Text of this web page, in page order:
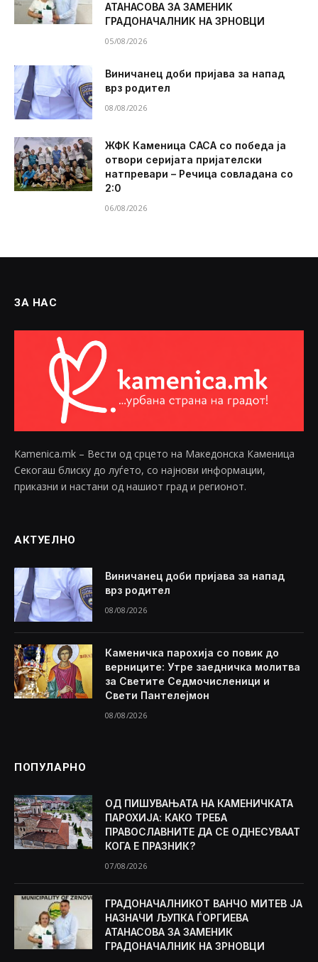
АТАНАСОВА ЗА ЗАМЕНИК
ГРАДОНАЧАЛНИК НА ЗРНОВЦИ
05/08/2026
Виничанец доби пријава за напад
врз родител
08/08/2026
ЖФК Каменица САСА со победа ја
отвори серијата пријателски
натпревари – Речица совладана со
2:0
06/08/2026
ЗА НАС
Kamenica.mk – Вести од срцето на Македонска Каменица
Секогаш блиску до луѓето, со најнови информации,
приказни и настани од нашиот град и регионот.
АКТУЕЛНО
Виничанец доби пријава за напад
врз родител
08/08/2026
Каменичка парохија со повик до
верниците: Утре заедничка молитва
за Светите Седмочисленици и
Свети Пантелејмон
08/08/2026
ПОПУЛАРНО
ОД ПИШУВАЊАТА НА КАМЕНИЧКАТА
ПАРОХИЈА: КАКО ТРЕБА
ПРАВОСЛАВНИТЕ ДА СЕ ОДНЕСУВААТ
КОГА Е ПРАЗНИК?
07/08/2026
ГРАДОНАЧАЛНИКОТ ВАНЧО МИТЕВ ЈА
НАЗНАЧИ ЉУПКА ЃОРГИЕВА
АТАНАСОВА ЗА ЗАМЕНИК
ГРАДОНАЧАЛНИК НА ЗРНОВЦИ